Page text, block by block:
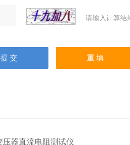
请输入计算结
器直流电阻测试仪